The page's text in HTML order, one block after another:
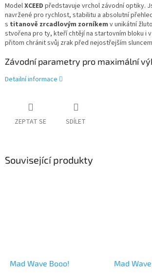
ModelXCEED představuje vrchol závodní optiky.
navržené pro rychlost, stabilitu a absolutní
s titanově zrcadlovým zorníkem v unikátní
stvořena pro ty, kteří chtějí na startovním bloku i
přitom chránit svůj zrak před nejostřejším
Závodní parametry pro maximální
Detailní informace
ZEPTAT SE SDÍLET
Související produkty
Mad Wave Booo! Mad